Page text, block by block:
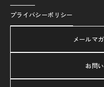
プライバシーポリシー
メールマ
お問